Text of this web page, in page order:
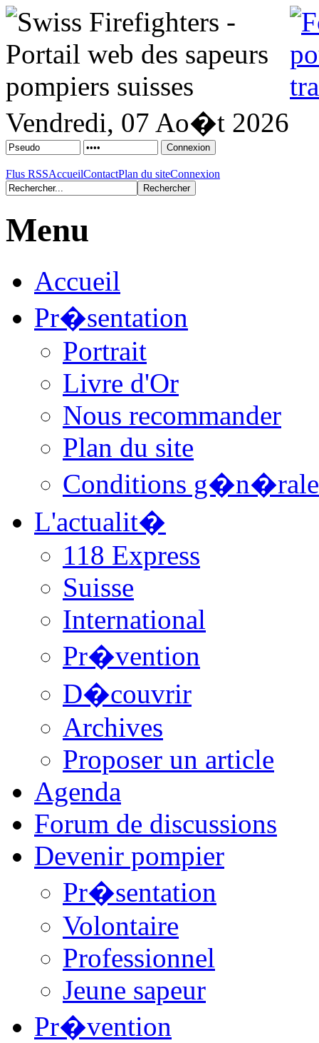
Vendredi, 07 Ao�t 2026
Flus RSSAccueilContactPlan du siteConnexion
Menu
Accueil
Pr�sentation
Portrait
Livre d'Or
Nous recommander
Plan du site
Conditions
L'actualit�
118 Express
Suisse
International
Pr�vention
D�couvrir
Archives
Proposer un article
Agenda
Forum de discussions
Devenir pompier
Pr�sentation
Volontaire
Professionnel
Jeune sapeur
Pr�vention